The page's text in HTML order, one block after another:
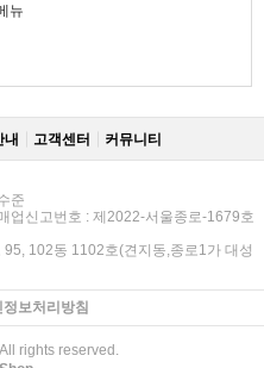
뉴
내 고객센터 커뮤니티
준
업신고번호 : 제2022-서울종로-1679호
102동 1102호(견지동,종로1가 대성
정보처리방침
rights reserved.